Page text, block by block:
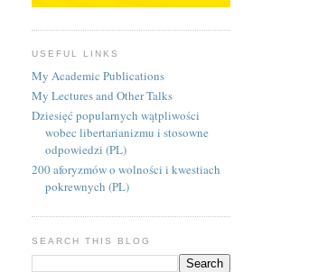
USEFUL LINKS
My Academic Publications
My Lectures and Other Talks
Dziesięć popularnych wątpliwości
wobec libertarianizmu i stosowne
odpowiedzi (PL)
200 aforyzmów o wolności i kwestiach
pokrewnych (PL)
SEARCH THIS BLOG